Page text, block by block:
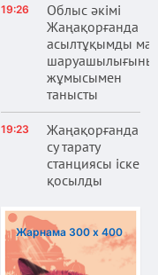
19:26
Облыс әкімі
Жаңақорғанда
асылтұқымды мал
жұмысымен
танысты
19:23
Жаңақорғанда
су тарату
станциясы іске
қосылды
Жарнама 300 х 400